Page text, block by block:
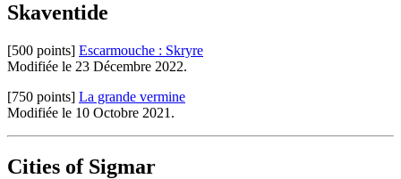
Skaventide
[500 points] Escarmouche : Skryre
Modifiée le 23 Décembre 2022.
[750 points] La grande vermine
Modifiée le 10 Octobre 2021.
Cities of Sigmar